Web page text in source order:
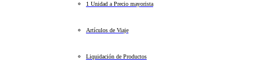
1 Unidad a Precio mayorista
Artículos de Viaje
Liquidación de Productos